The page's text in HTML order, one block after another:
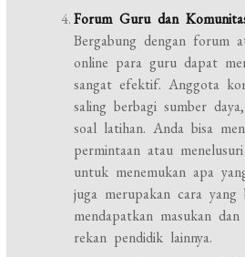
Forum Guru dan
Bergabung dengan forum
online para guru dapat
sangat efektif. Anggota
saling berbagi sumber
soal latihan. Anda bisa
permintaan atau
untuk menemukan apa
juga merupakan cara yang
mendapatkan masukan
rekan pendidik lainnya.